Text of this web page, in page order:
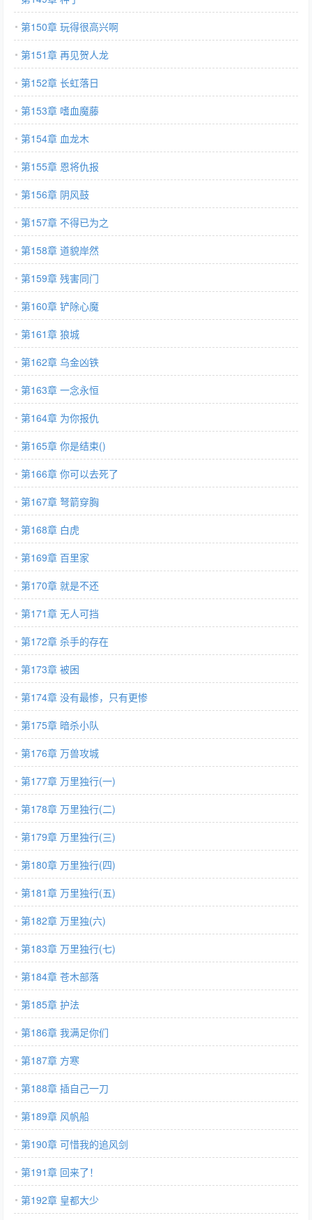
第150章 玩得很高兴啊
第151章 再见贺人龙
第152章 长虹落日
第153章 嗜血魔藤
第154章 血龙木
第155章 恩将仇报
第156章 阴风鼓
第157章 不得已为之
第158章 道貌岸然
第159章 残害同门
第160章 铲除心魔
第161章 狼城
第162章 乌金凶铁
第163章 一念永恒
第164章 为你报仇
第165章 你是结束()
第166章 你可以去死了
第167章 弩箭穿胸
第168章 白虎
第169章 百里家
第170章 就是不还
第171章 无人可挡
第172章 杀手的存在
第173章 被困
第174章 没有最惨，只有更惨
第175章 暗杀小队
第176章 万兽攻城
第177章 万里独行(一)
第178章 万里独行(二)
第179章 万里独行(三)
第180章 万里独行(四)
第181章 万里独行(五)
第182章 万里独(六)
第183章 万里独行(七)
第184章 苍木部落
第185章 护法
第186章 我满足你们
第187章 方寒
第188章 插自己一刀
第189章 风帆船
第190章 可惜我的追风剑
第191章 回来了！
第192章 皇都大少